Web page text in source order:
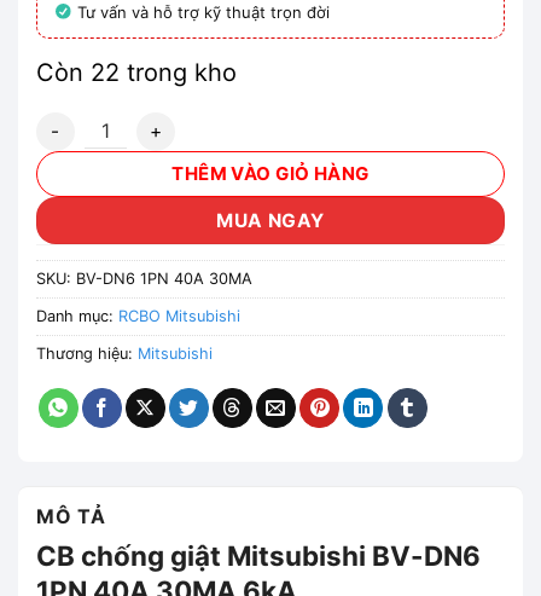
Tư vấn và hỗ trợ kỹ thuật trọn đời
Còn 22 trong kho
CB chống giật Mitsubishi BV-DN6 1PN 40A 30MA 6kA số
THÊM VÀO GIỎ HÀNG
MUA NGAY
SKU: BV-DN6 1PN 40A 30MA
Danh mục: RCBO Mitsubishi
Thương hiệu: Mitsubishi
MÔ TẢ
CB chống giật Mitsubishi BV-DN6